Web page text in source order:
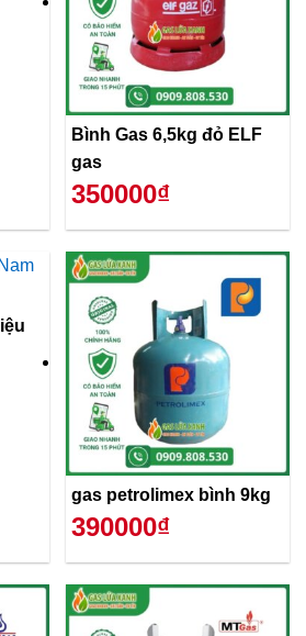
Bình Gas 6,5kg đỏ ELF
gas
350000₫
gas petrolimex bình 9kg
390000₫